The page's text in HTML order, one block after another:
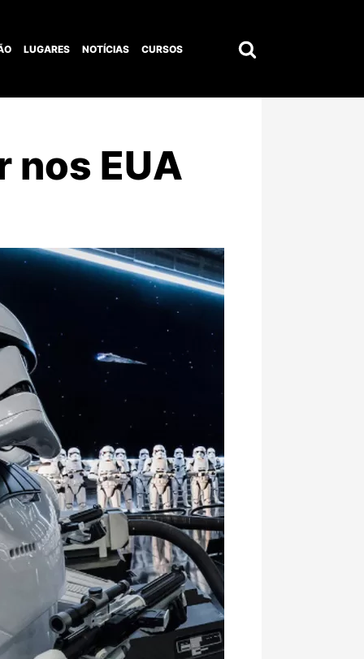
LUGARES NOTÍCIAS CURSOS
nos EUA